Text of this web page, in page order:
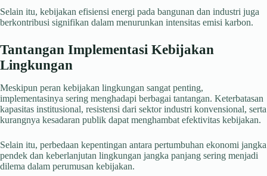
Selain itu, kebijakan efisiensi energi pada bangunan dan industri juga
berkontribusi signifikan dalam menurunkan intensitas emisi karbon.
Tantangan Implementasi Kebijakan
Lingkungan
Meskipun peran kebijakan lingkungan sangat penting,
implementasinya sering menghadapi berbagai tantangan. Keterbatasan
kapasitas institusional, resistensi dari sektor industri konvensional, serta
kurangnya kesadaran publik dapat menghambat efektivitas kebijakan.
Selain itu, perbedaan kepentingan antara pertumbuhan ekonomi jangka
pendek dan keberlanjutan lingkungan jangka panjang sering menjadi
dilema dalam perumusan kebijakan.